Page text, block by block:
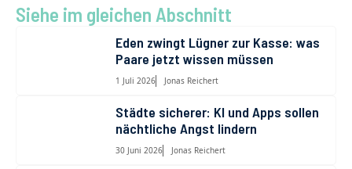
b l o
d
o
n
di
t
es
t
gr
a
m
A
p
Siehe im gleichen Abschnitt
Eden zwingt Lügner zur Kasse: was
Paare jetzt wissen müssen
1 Juli 2026 Jonas Reichert
Städte sicherer: KI und Apps sollen
nächtliche Angst lindern
30 Juni 2026 Jonas Reichert